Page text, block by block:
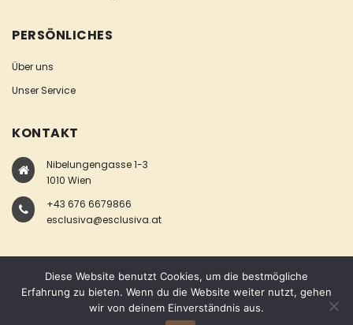
PERSÖNLICHES
Über uns
Unser Service
KONTAKT
Nibelungengasse 1-3
1010 Wien
+43 676 6679866
esclusiva@esclusiva.at
COPYRIGHT © ESCLUSIVA
Diese Website benutzt Cookies, um die bestmögliche
Erfahrung zu bieten. Wenn du die Website weiter nutzt, gehen
wir von deinem Einverständnis aus.